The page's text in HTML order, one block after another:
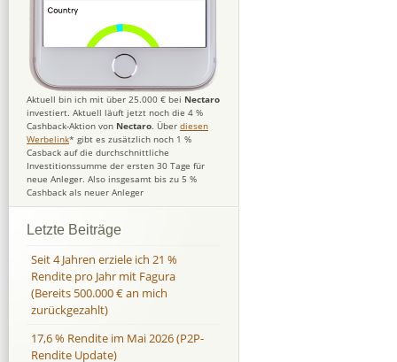
Aktuell bin ich mit über 25.000 € bei Nectaro
investiert. Aktuell läuft jetzt noch die 4 %
Cashback-Aktion von Nectaro. Über diesen
Werbelink* gibt es zusätzlich noch 1 %
Casback auf die durchschnittliche
Investitionssumme der ersten 30 Tage für
neue Anleger. Also insgesamt bis zu 5 %
Cashback als neuer Anleger
Letzte Beiträge
Seit 4 Jahren erziele ich 21 %
Rendite pro Jahr mit Fagura
(Bereits 500.000 € an mich
zurückgezahlt)
17,6 % Rendite im Mai 2026 (P2P-
Rendite Update)